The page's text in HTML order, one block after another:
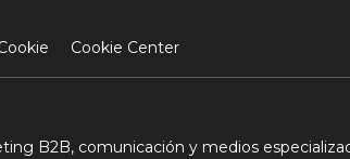
Cookie Center
B2B, comunicación y medios